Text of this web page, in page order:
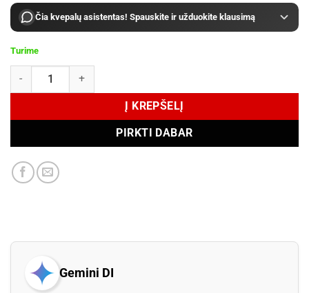
Čia kvepalų asistentas! Spauskite ir užduokite klausimą
Turime
produkto kiekis: Une Nuit Nomade Sun Bleached Eau de Parfum 100
Į KREPŠELĮ
PIRKTI DABAR
Gemini DI